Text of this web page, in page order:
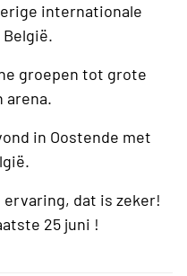
internationale
groepen tot grote
arena.
in Oostende met
dat is zeker!
25 juni !